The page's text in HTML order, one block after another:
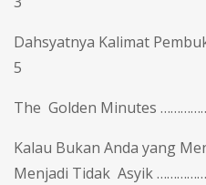
Dahsyatnya Kalimat
5
The Golden Minutes
Kalau Bukan Anda yang
Menjadi Tidak Asyik